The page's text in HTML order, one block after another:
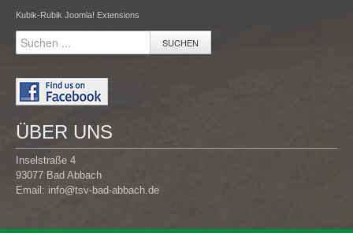
Kubik-Rubik Joomla! Extensions
SUCHEN
ÜBER UNS
Inselstraße 4
93077 Bad Abbach
Email: info@tsv-bad-abbach.de